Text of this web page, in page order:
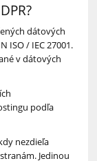
dátových
ISO / IEC 27001.
v dátových
podľa
nezdieľa
Jedinou